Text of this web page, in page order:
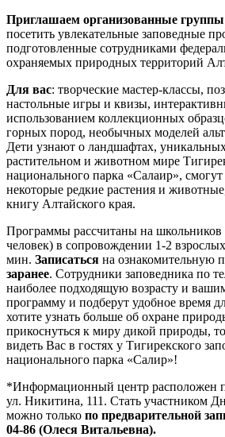
Приглашаем организованные
посетить увлекательные заповедные
подготовленные сотрудниками
охраняемых природных территорий
Для вас: творческие мастер-классы,
настольные игры и квизы,
использованием коллекционных
горных пород, необычных моделей
Дети узнают о ландшафтах,
растительном и животном мире
национального парка «Салаир», смогут
некоторые редкие растения и
книгу Алтайского края.
Программы рассчитаны на школьников
человек) в сопровождении 1-2
мин. Записаться на ознакомительную
заранее. Сотрудники заповедника по
наиболее подходящую возрасту и
программу и подберут удобное время
хотите узнать больше об охране
прикоснуться к миру дикой природы,
видеть Вас в гостях у Тигирекского
национального парка «Салир»!
*Информационный центр расположен
ул. Никитина, 111. Стать участником
можно только по предварительной
04-86 (Олеся Витальевна).